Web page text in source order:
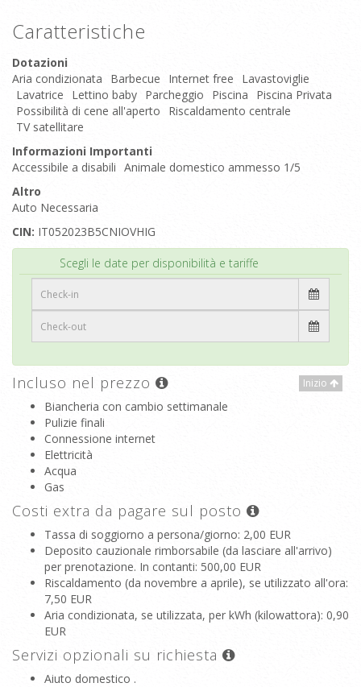
Caratteristiche
Dotazioni
Aria condizionata
Barbecue Internet free
Lavastoviglie
Lavatrice
Lettino baby Parcheggio Piscina
Piscina Privata
Possibilità di cene all'aperto
Riscaldamento centrale
TV satellitare
Informazioni Importanti
Accessibile a disabili Animale domestico ammesso 1/5
Altro
Auto Necessaria
CIN: IT052023B5CNIOVHIG
Scegli le date per disponibilità e tariffe
Inizio
Incluso nel prezzo
Biancheria con cambio settimanale
Pulizie finali
Connessione internet
Elettricità
Acqua
Gas
Costi extra da pagare sul posto
Tassa di soggiorno a persona/giorno: 2,00 EUR
Deposito cauzionale rimborsabile (da lasciare all'arrivo)
per prenotazione. In contanti: 500,00 EUR
Riscaldamento (da novembre a aprile), se utilizzato all'ora:
7,50 EUR
Aria condizionata, se utilizzata, per kWh (kilowattora): 0,90
EUR
Servizi opzionali su richiesta
Aiuto domestico .